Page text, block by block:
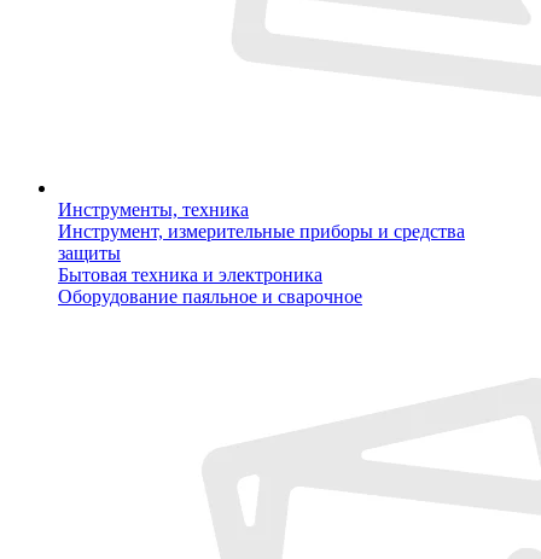
Инструменты, техника
Инструмент, измерительные приборы и средства
защиты
Бытовая техника и электроника
Оборудование паяльное и сварочное